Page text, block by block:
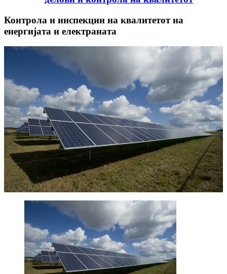
Контрола и инспекции на квалитетот на
енергијата и електраната